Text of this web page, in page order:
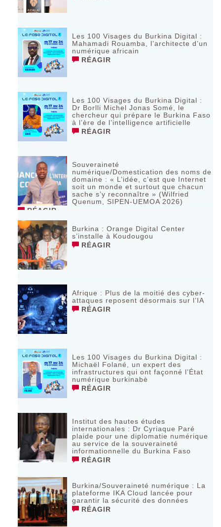
Les 100 Visages du Burkina Digital :
Mahamadi Rouamba, l’architecte d’un
numérique africain
RÉAGIR
Les 100 Visages du Burkina Digital :
Dr Borlli Michel Jonas Somé, le
chercheur qui prépare le Burkina Faso
à l’ère de l’intelligence artificielle
RÉAGIR
Souveraineté
numérique/Domestication des noms de
domaine : « L’idée, c’est que Internet
soit un monde et surtout que chacun
sache s’y reconnaître » (Wilfried
Quenum, SIPEN-UEMOA 2026)
RÉAGIR
Burkina : Orange Digital Center
s’installe à Koudougou
RÉAGIR
Afrique : Plus de la moitié des cyber-
attaques reposent désormais sur l’IA
RÉAGIR
Les 100 Visages du Burkina Digital :
Michaël Folané, un expert des
infrastructures qui ont façonné l’État
numérique burkinabè
RÉAGIR
Institut des hautes études
internationales : Dr Cyriaque Paré
plaide pour une diplomatie numérique
au service de la souveraineté
informationnelle du Burkina Faso
RÉAGIR
Burkina/Souveraineté numérique : La
plateforme IKA Cloud lancée pour
garantir la sécurité des données
RÉAGIR